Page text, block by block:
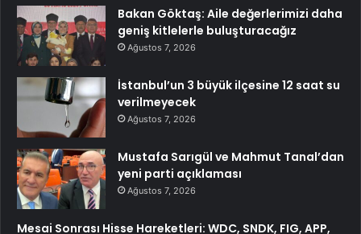
Bakan Göktaş: Aile değerlerimizi daha
geniş kitlelerle buluşturacağız
Ağustos 7, 2026
İstanbul’un 3 büyük ilçesine 12 saat su
verilmeyecek
Ağustos 7, 2026
Mustafa Sarıgül ve Mahmut Tanal’dan
yeni parti açıklaması
Ağustos 7, 2026
Mesai Sonrası Hisse Hareketleri: WDC, SNDK, FIG, APP,